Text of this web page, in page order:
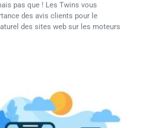
pas que ! Les Twins vous
des avis clients pour le
des sites web sur les moteurs